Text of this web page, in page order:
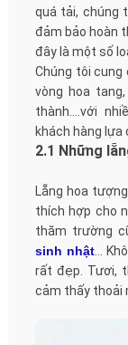
quá tải, chúng
đảm bảo hoàn
đây là một số
Chúng tôi cung
vòng hoa
thành....với
khách hàng lựa
2.1 Những
Lẵng hoa
thích hợp cho
thăm trường
sinh nhật …
rất đẹp. Tươi,
cảm thấy thoải